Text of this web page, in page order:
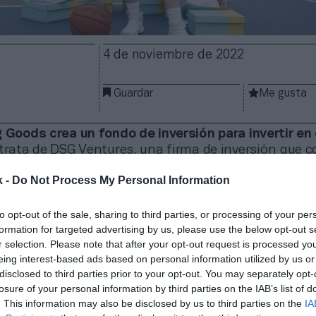
- Do Not Process My Personal Information
opt-out of the sale, sharing to third parties, or processing of your
for targeted advertising by us, please use the below opt-out
selection. Please note that after your opt-out request is processed
interest-based ads based on personal information utilized by us
to third parties prior to your opt-out. You may separately
of your personal information by third parties on the IAB’s list of
This information may also be disclosed by us to third parties on the
4 de noviembre de 2022
Guardar Me gusta
Goods crea un fondo de inversión para invertir en
trata de DSG Ventures, una firma de inversión que
de esta industria. De momento ya ha
mano SidelineSwap y la plataforma de
al aire libre Out&Back Outdoor.
se centrará inicialmente en empresas que den
deportistas de alto nivel hasta amateurs. En
tratará de ayudar a estas empresas a crecer
apoyo y recursos que trasciendan el capital. La